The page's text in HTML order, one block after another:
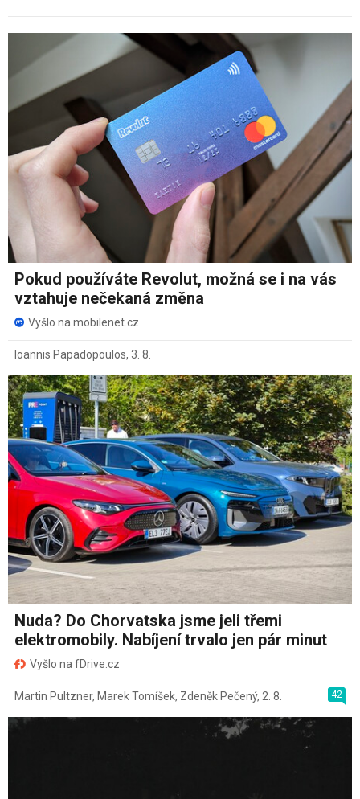
Pokud používáte Revolut, možná se i na vás
vztahuje nečekaná změna
Vyšlo na mobilenet.cz
Ioannis Papadopoulos, 3. 8.
Nuda? Do Chorvatska jsme jeli třemi
elektromobily. Nabíjení trvalo jen pár minut
Vyšlo na fDrive.cz
42
Martin Pultzner, Marek Tomíšek, Zdeněk Pečený, 2. 8.